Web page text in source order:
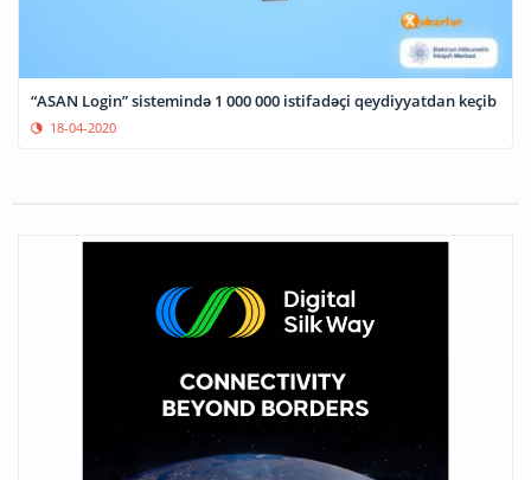
“ASAN Login” sistemində 1 000 000 istifadəçi qeydiyyatdan keçib
18-04-2020